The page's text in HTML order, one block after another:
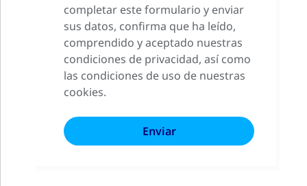
completar este formulario y enviar
sus datos, confirma que ha leído,
comprendido y aceptado nuestras
condiciones de privacidad, así como
las condiciones de uso de nuestras
cookies.